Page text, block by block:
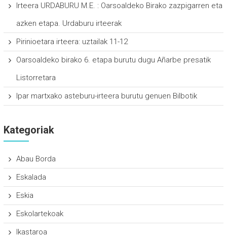
Irteera URDABURU M.E. : Oarsoaldeko Birako zazpigarren eta
azken etapa. Urdaburu irteerak
Pirinioetara irteera: uztailak 11-12
Oarsoaldeko birako 6. etapa burutu dugu Añarbe presatik
Listorretara
Ipar martxako asteburu-irteera burutu genuen Bilbotik
Kategoriak
Abau Borda
Eskalada
Eskia
Eskolartekoak
Ikastaroa